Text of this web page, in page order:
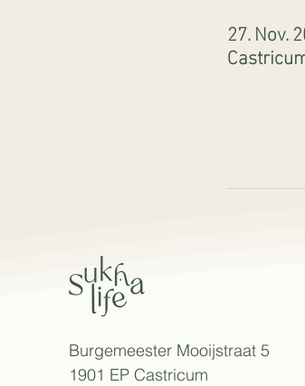
27. Nov.
Burgemeester Mooijstraat 5
1901 EP Castricum